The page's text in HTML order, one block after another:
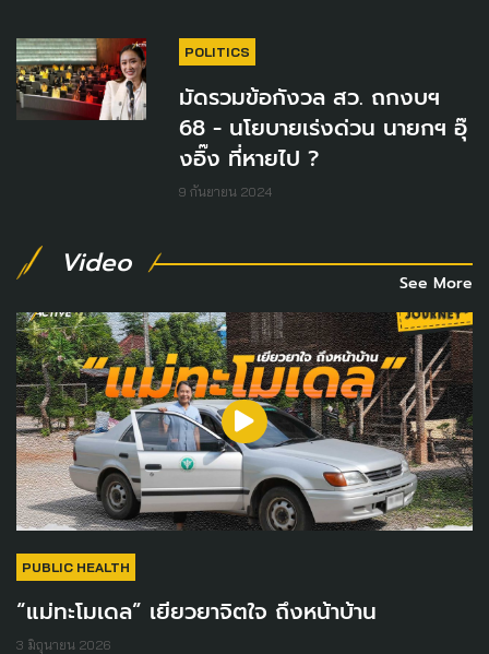
POLITICS
มัดรวมข้อกังวล สว. ถกงบฯ
68 - นโยบายเร่งด่วน นายกฯ อุ๊
งอิ๊ง ที่หายไป ?
9 กันยายน 2024
Video
See More
PUBLIC HEALTH
“แม่ทะโมเดล” เยียวยาจิตใจ ถึงหน้าบ้าน
3 มิถุนายน 2026